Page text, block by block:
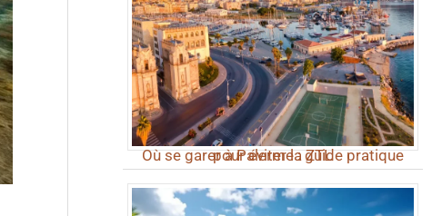
Où se garer à Palerme : guide pratique pour éviter la ZTL